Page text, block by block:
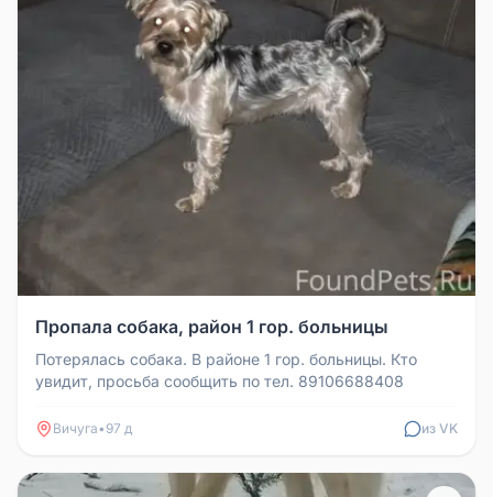
Пропала собака, район 1 гор. больницы
Потерялась собака. В районе 1 гор. больницы. Кто
увидит, просьба сообщить по тел. 89106688408
Вичуга• 97 д из VK